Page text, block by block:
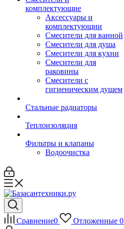
комплектующие
Аксессуары и
комплектующии
Смесители для ванной
Смесители для душа
Смесители для кухни
Смесители для
раковины
Смесители с
гигиеническим душем
Стальные радиаторы
Теплоизоляция
Фильтры и клапаны
Водоочистка
Сравнение0 Отложенные 0